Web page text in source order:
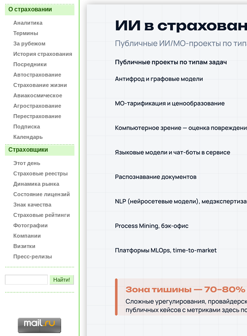
О страховании
Аналитика
Термины
За рубежом
История страхования
Посредники
Автострахование
Страхование жизни
Авиакосмическое
Агрострахование
Перестрахование
Подписка
Календарь
Страховщики
Этот день
Страховые реестры
Динамика рынка
Состояние лицензий
Знак качества
Страховые рейтинги
Фотографии
Компании
Визитки
Пресс-релизы